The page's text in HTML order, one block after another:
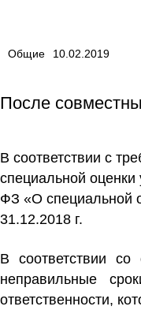
Общие 10.02.2019
После
В соответствии с
специальной
ФЗ «О специальной
31.12.2018 г.
В соответствии
неправильные
ответственности,